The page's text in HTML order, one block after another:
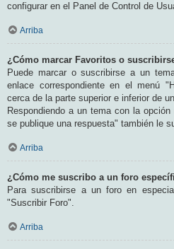
configurar en el Panel de Control de
Arriba
¿Cómo marcar Favoritos o
Puede marcar o suscribirse a un
enlace correspondiente en el menú
cerca de la parte superior e inferior de
Respondiendo a un tema con la
se publique una respuesta" también le
Arriba
¿Cómo me suscribo a un foro
Para suscribirse a un foro en
"Suscribir Foro".
Arriba